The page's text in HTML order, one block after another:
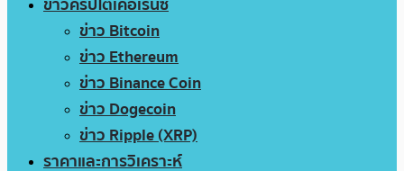
ข่าว Bitcoin
ข่าว Ethereum
ข่าว Binance Coin
ข่าว Dogecoin
ข่าว Ripple (XRP)
ราคาและการวิเคราะห์